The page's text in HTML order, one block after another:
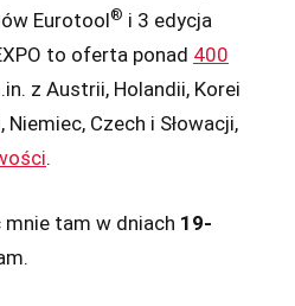
Eurotool® i 3 edycja
to oferta ponad 400
z Austrii, Holandii, Korei
Niemiec, Czech i Słowacji,
.
tam w dniach 19-